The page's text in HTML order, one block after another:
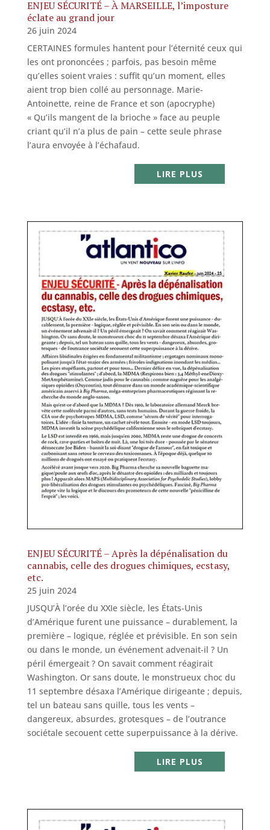
ENJEU SÉCURITÉ – À MARSEILLE, l’imposture
éclate au grand jour
26 juin 2024
CERTAINES formules hantent pour l’éternité ceux qui
les ont prononcées ; parfois, pas besoin même
qu’elles soient vraies : suffit qu’un moment, elles
aient trop bien collé au personnage. Marie-
Antoinette, reine de France et son (apocryphe)
« Qu’ils mangent de la brioche » face au peuple
criant qu’il n’a plus de pain – cette seule phrase
l’aura envoyée à l’échafaud.
LIRE PLUS
ENJEU SÉCURITÉ – Après la dépénalisation du
cannabis, celle des drogues chimiques, ecstasy,
etc.
25 juin 2024
JUSQU’À l’orée du XXIe siècle, les États-Unis
d’Amérique furent une puissance – durablement, la
première – logique, réglée et prévisible. En son sein
ou dans le monde, un événement advenait-il ? Un
péril émergeait ? On savait comment réagirait
Washington. Or sans doute, le monstrueux choc du
11 septembre désaxa l’Amérique dirigeante ; depuis,
tel un bateau sans quille, tous les vents –
dangereux, absurdes, grotesques – de l’outrance
sociétale secouent cette superpuissance à la dérive.
LIRE PLUS